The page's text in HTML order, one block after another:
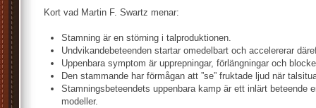
Kort vad Martin F. Swartz menar:
Stamning är en störning i talproduktionen.
Undvikandebeteenden startar omedelbart och accelererar
Uppenbara symptom är upprepningar, förlängningar och
Den stammande har förmågan att ”se” fruktade ljud när
Stamningsbeteendets uppenbara kamp är ett inlärt beteende
modeller.